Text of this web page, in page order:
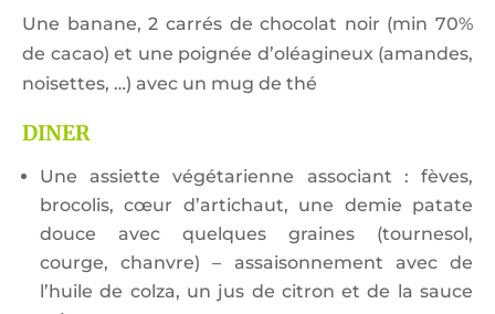
Une banane, 2 carrés de chocolat noir (min 70%
de cacao) et une poignée d’oléagineux (amandes,
noisettes, …) avec un mug de thé
DINER
Une assiette végétarienne associant : fèves,
brocolis, cœur d’artichaut, une demie patate
douce avec quelques graines (tournesol,
courge, chanvre) – assaisonnement avec de
l’huile de colza, un jus de citron et de la sauce